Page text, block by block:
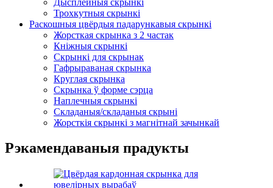
Трохкутныя скрынкі
Раскошныя цвёрдыя падарункавыя скрынкі
Жорсткая скрынка з 2 частак
Кніжныя скрынкі
Скрынкі для скрынак
Гафрыраваная скрынка
Круглая скрынка
Скрынка ў форме сэрца
Наплечныя скрынкі
Складаныя/складаныя скрыні
Жорсткія скрынкі з магнітнай зачынкай
Рэкамендаваныя прадукты